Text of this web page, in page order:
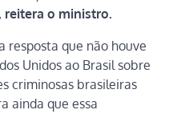
o ministro.
resposta que não houve
Unidos ao Brasil sobre
criminosas brasileiras
ainda que essa